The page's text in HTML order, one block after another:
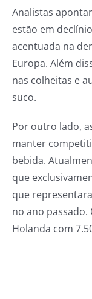
Analistas
estão em
acentuada na
Europa. Além
nas colheitas e
suco.
Por outro lado,
manter
bebida.
que
que
no ano
Holanda com